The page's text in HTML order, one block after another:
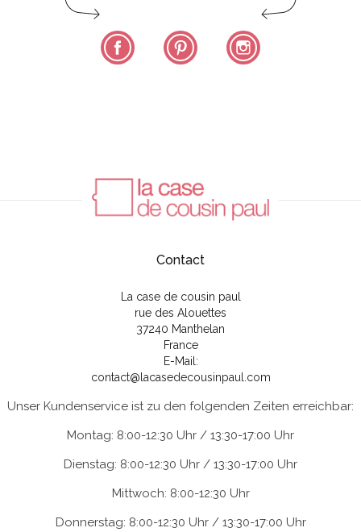
Facebook Pinterest
Contact
La case de cousin paul
rue des Alouettes
37240 Manthelan
France
E-Mail:
contact@lacasedecousinpaul.com
Unser Kundenservice ist zu den folgenden Zeiten erreichbar:
Montag: 8:00-12:30 Uhr / 13:30-17:00 Uhr
Dienstag: 8:00-12:30 Uhr / 13:30-17:00 Uhr
Mittwoch: 8:00-12:30 Uhr
Donnerstag: 8:00-12:30 Uhr / 13:30-17:00 Uhr